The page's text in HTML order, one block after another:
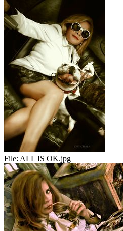
File: ALL IS OK.jpg